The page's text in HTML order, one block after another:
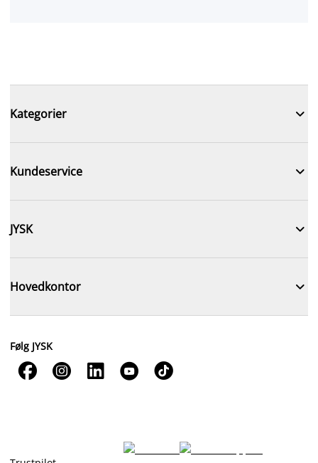
Kategorier 
Kundeservice 
JYSK 
Hovedkontor 
Følg JYSK
    